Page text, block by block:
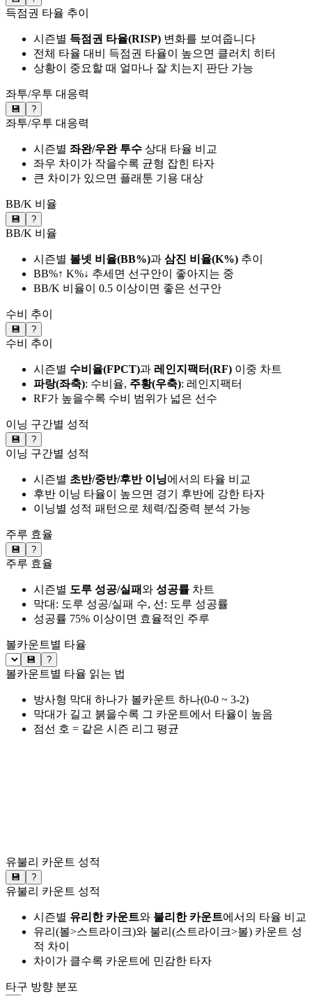
득점권 타율 추이
시즌별 득점권 타율(RISP) 변화를 보여줍니다
전체 타율 대비 득점권 타율이 높으면 클러치 히터
상황이 중요할 때 얼마나 잘 치는지 판단 가능
좌투/우투 대응력
💾 ?
좌투/우투 대응력
시즌별 좌완/우완 투수 상대 타율 비교
좌우 차이가 작을수록 균형 잡힌 타자
큰 차이가 있으면 플래툰 기용 대상
BB/K 비율
💾 ?
BB/K 비율
시즌별 볼넷 비율(BB%)과 삼진 비율(K%) 추이
BB%↑ K%↓ 추세면 선구안이 좋아지는 중
BB/K 비율이 0.5 이상이면 좋은 선구안
수비 추이
💾 ?
수비 추이
시즌별 수비율(FPCT)과 레인지팩터(RF) 이중 차트
파랑(좌축): 수비율, 주황(우축): 레인지팩터
RF가 높을수록 수비 범위가 넓은 선수
이닝 구간별 성적
💾 ?
이닝 구간별 성적
시즌별 초반/중반/후반 이닝에서의 타율 비교
후반 이닝 타율이 높으면 경기 후반에 강한 타자
이닝별 성적 패턴으로 체력/집중력 분석 가능
주루 효율
💾 ?
주루 효율
시즌별 도루 성공/실패와 성공률 차트
막대: 도루 성공/실패 수, 선: 도루 성공률
성공률 75% 이상이면 효율적인 주루
볼카운트별 타율
💾 ?
볼카운트별 타율 읽는 법
방사형 막대 하나가 볼카운트 하나(0-0 ~ 3-2)
막대가 길고 붉을수록 그 카운트에서 타율이 높음
점선 호 = 같은 시즌 리그 평균
유불리 카운트 성적
💾 ?
유불리 카운트 성적
시즌별 유리한 카운트와 불리한 카운트에서의 타율 비교
유리(볼>스트라이크)와 불리(스트라이크>볼) 카운트 성
적 차이
차이가 클수록 카운트에 민감한 타자
타구 방향 분포